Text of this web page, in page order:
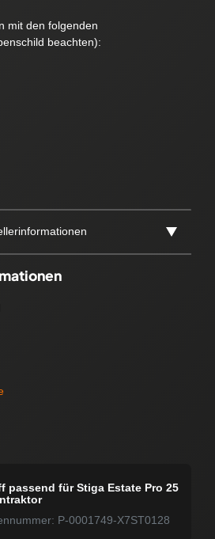
mit den folgenden
beachten):
passend für Stiga Estate Pro 25
P-0001749-X7ST0128